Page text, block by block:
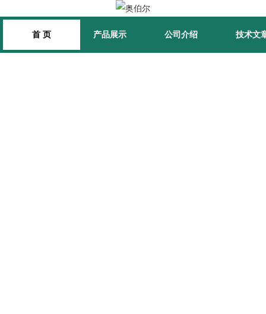
首 页 产品展示 公司介绍 技术文